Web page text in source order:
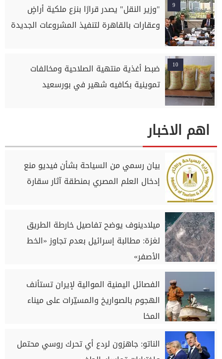
9
"وزير النقل" يصدر قرارًا بنزع ملكية أراضٍ
وعقارات بالقاهرة لتنفيذ المشروعات الجديدة
10
ضبط أغذية منتهية الصلاحية ومخالفات
تموينية بكافيه شهير في بورسعيد
اهم الاخبار
بيان رسمي من السياحة بشأن فيديو منع
إدخال العلم المصري بمنطقة آثار سقارة
ميلادينوف يوضح تفاصيل خارطة الطريق
لغزة: مطالبة إسرائيل بعدم تجاوز «الخط
الأصفر»
الفصائل اليمنية الموالية لإيران تستأنف
الهجوم بالصواريخ والمسيّرات على ميناء
المخا
الناتو: جاهزون لردع أي تحرك روسي محتمل